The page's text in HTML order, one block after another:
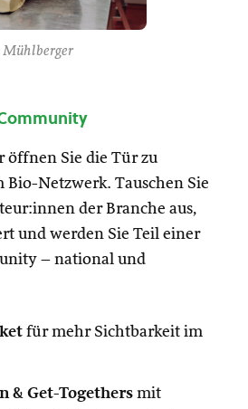
öffnen Sie die Tür zu
Bio-Netzwerk. Tauschen Sie
der Branche aus,
und werden Sie Teil einer
– national und
für mehr Sichtbarkeit im
& Get-Togethers mit